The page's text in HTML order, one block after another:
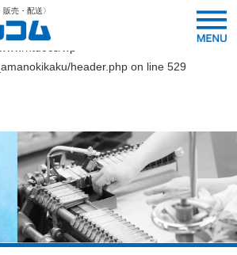
売・配送〉
$link_color in
header.php on line 529